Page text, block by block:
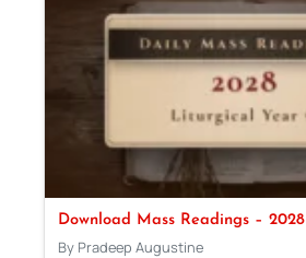
Download Mass Readings – 2028
By Pradeep Augustine